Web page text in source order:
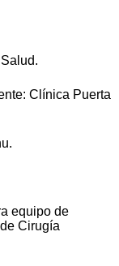
Clínica Puerta
equipo de
Cirugía